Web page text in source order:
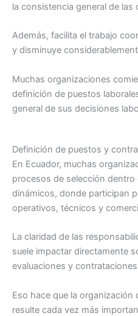
la consistencia general de las
Además, facilita el trabajo
y disminuye
Muchas organizaciones
definición de puestos
general de sus decisiones
Definición de puestos y
En Ecuador, muchas
procesos de selección
dinámicos, donde participan
operativos, técnicos y
La claridad de las
suele impactar directamente
evaluaciones y
Eso hace que la
resulte cada vez más